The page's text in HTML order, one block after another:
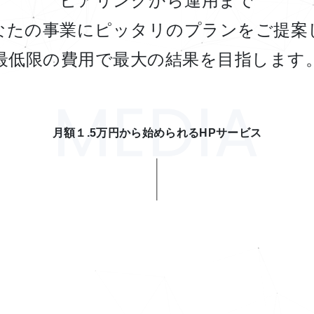
たの事業にピッタリのプランをご提案
低限の費用で最大の結果を目指します
月額１.5万円から始められるHPサービス
MEDIA